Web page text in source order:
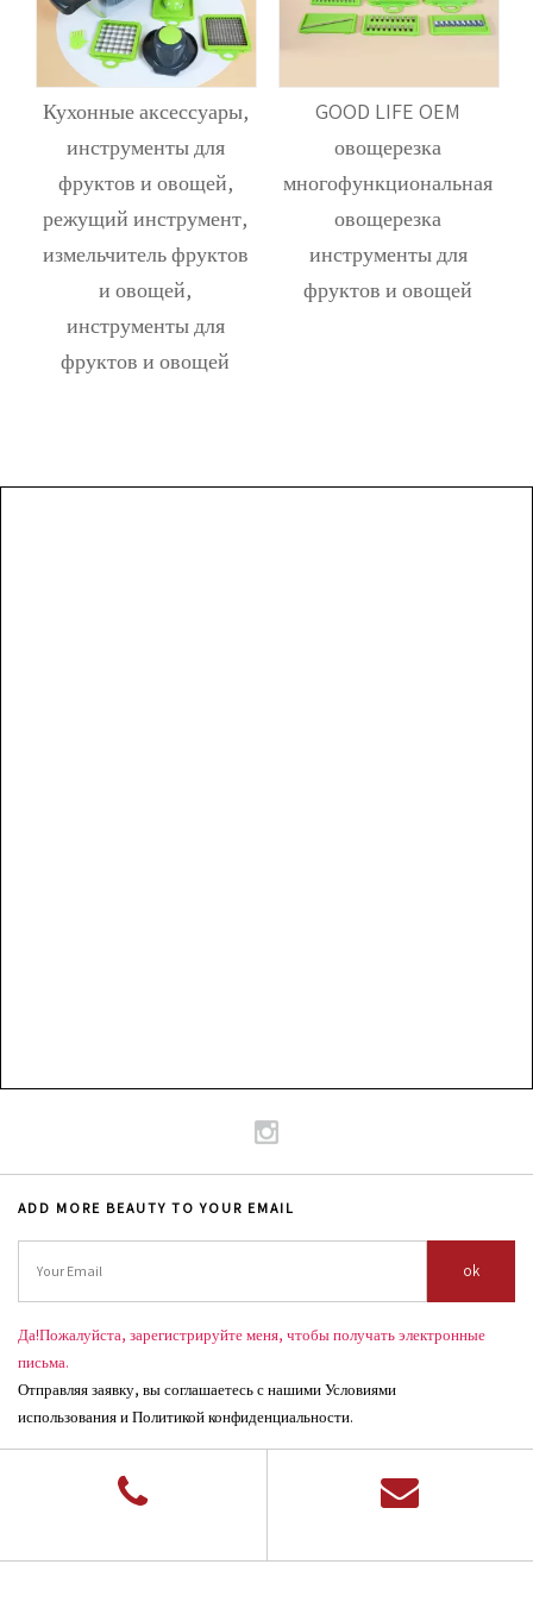
Кухонные аксессуары,
инструменты для
фруктов и овощей,
режущий инструмент,
измельчитель фруктов
и овощей,
инструменты для
фруктов и овощей
GOOD LIFE OEM
овощерезка
многофункциональная
овощерезка
инструменты для
фруктов и овощей
ADD MORE BEAUTY TO YOUR EMAIL
ok
Да!Пожалуйста, зарегистрируйте меня, чтобы получать электронные
письма.
Отправляя заявку, вы соглашаетесь с нашими Условиями
использования и Политикой конфиденциальности.